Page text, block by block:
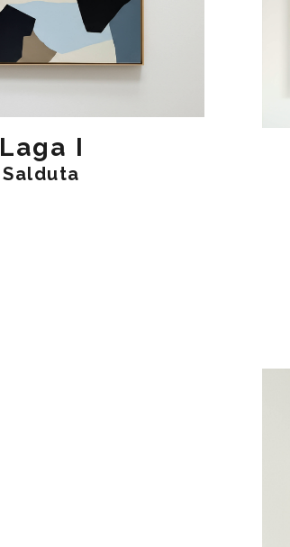
Laga I
Salduta